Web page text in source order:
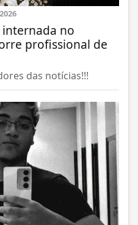
internada no
profissional de
das notícias!!!